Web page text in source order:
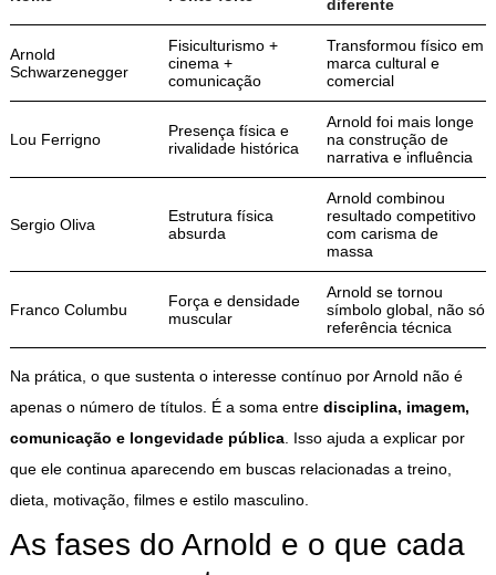
diferente
Arnold
Schwarzenegger
Fisiculturismo +
cinema +
comunicação
Transformou físico em
marca cultural e
comercial
Lou Ferrigno
Presença física e
rivalidade histórica
Arnold foi mais longe
na construção de
narrativa e influência
Sergio Oliva
Estrutura física
absurda
Arnold combinou
resultado competitivo
com carisma de
massa
Franco Columbu
Força e densidade
muscular
Arnold se tornou
símbolo global, não só
referência técnica
Na prática, o que sustenta o interesse contínuo por Arnold não é
apenas o número de títulos. É a soma entre disciplina, imagem,
comunicação e longevidade pública. Isso ajuda a explicar por
que ele continua aparecendo em buscas relacionadas a treino,
dieta, motivação, filmes e estilo masculino.
As fases do Arnold e o que cada